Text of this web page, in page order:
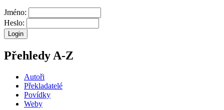
Jméno:
Heslo:
Přehledy A-Z
Autoři
Překladatelé
Povídky
Weby